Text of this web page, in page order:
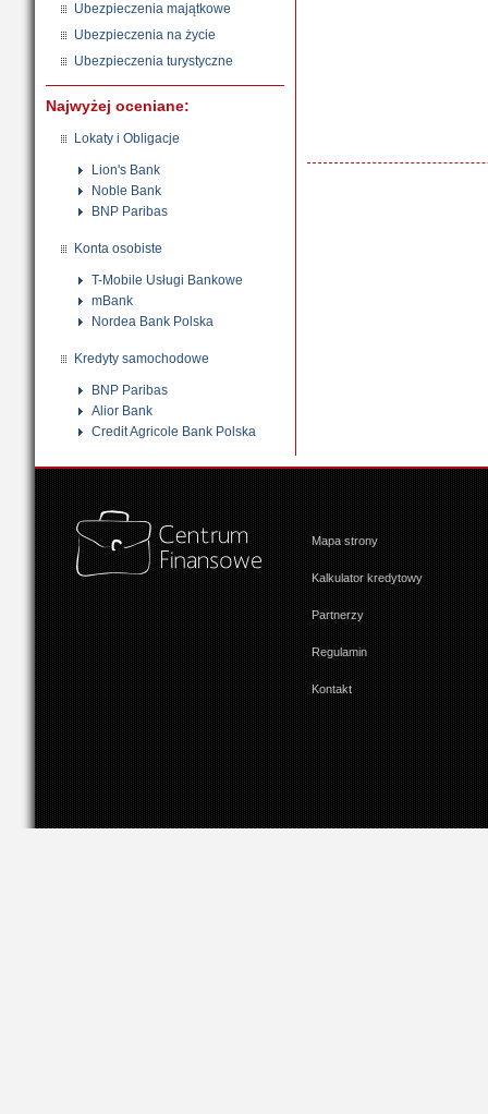
Ubezpieczenia majątkowe
Ubezpieczenia na życie
Ubezpieczenia turystyczne
Najwyżej oceniane:
Lokaty i Obligacje
Lion's Bank
Noble Bank
BNP Paribas
Konta osobiste
T-Mobile Usługi Bankowe
mBank
Nordea Bank Polska
Kredyty samochodowe
BNP Paribas
Alior Bank
Credit Agricole Bank Polska
Mapa strony
Kalkulator kredytowy
Partnerzy
Regulamin
Kontakt